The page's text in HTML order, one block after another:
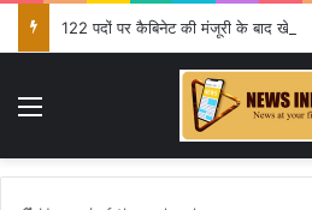
122 पदों पर कैबिनेट की मंजूरी के बाद खेल
Menu